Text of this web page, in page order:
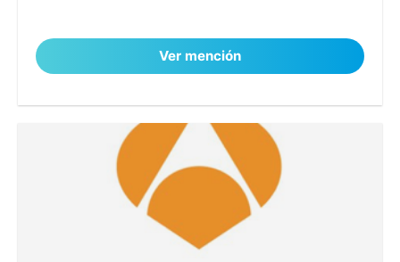
Ver mención